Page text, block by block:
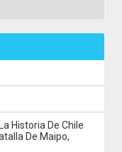
Historia De Chile
De Maipo,